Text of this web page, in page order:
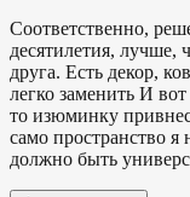
Соответственно,
десятилетия, лучше,
друга. Есть декор,
легко заменить И
то изюминку
само пространство
должно быть